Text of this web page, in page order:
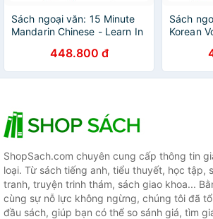
Sách ngoại văn: 15 Minute
Mandarin Chinese - Learn In
448.800 đ
Sách
Korean
Needed
Fluently
ShopSach.com chuyên cung cấp thông tin
loại. Từ sách tiếng anh, tiểu thuyết, học tập,
tranh, truyện trinh thám, sách giao khoa...
cùng sự nỗ lực không ngừng, chúng tôi đã
đầu sách, giúp bạn có thể so sánh giá, tìm